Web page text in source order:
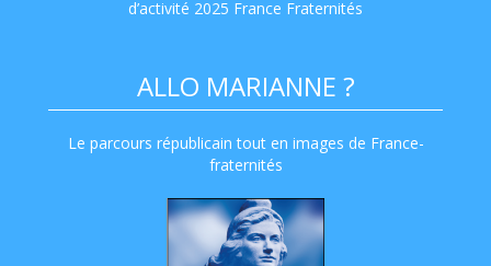
d’activité 2025 France Fraternités
ALLO MARIANNE ?
Le parcours républicain tout en images de France-
fraternités